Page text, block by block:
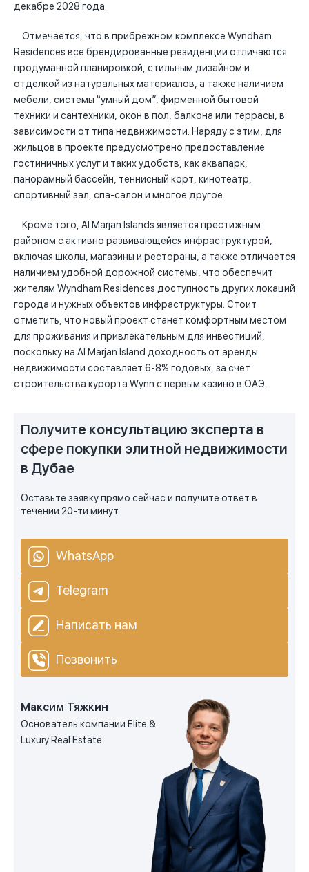
декабре 2028 года.
Отмечается, что в прибрежном комплексе Wyndham
Residences все брендированные резиденции отличаются
продуманной планировкой, стильным дизайном и
отделкой из натуральных материалов, а также наличием
мебели, системы “умный дом”, фирменной бытовой
техники и сантехники, окон в пол, балкона или террасы, в
зависимости от типа недвижимости. Наряду с этим, для
жильцов в проекте предусмотрено предоставление
гостиничных услуг и таких удобств, как аквапарк,
панорамный бассейн, теннисный корт, кинотеатр,
спортивный зал, спа-салон и многое другое.
Кроме того, Al Marjan Islands является престижным
районом с активно развивающейся инфраструктурой,
включая школы, магазины и рестораны, а также отличается
наличием удобной дорожной системы, что обеспечит
жителям Wyndham Residences доступность других локаций
города и нужных объектов инфраструктуры. Стоит
отметить, что новый проект станет комфортным местом
для проживания и привлекательным для инвестиций,
поскольку на Al Marjan Island доходность от аренды
недвижимости составляет 6-8% годовых, за счет
строительства курорта Wynn с первым казино в ОАЭ.
Получите консультацию эксперта в
сфере покупки элитной недвижимости
в Дубае
Оставьте заявку прямо сейчас и получите ответ в
течении 20-ти минут
WhatsApp
Telegram
Написать нам
Позвонить
Максим Тяжкин
Основатель компании Elite &
Luxury Real Estate